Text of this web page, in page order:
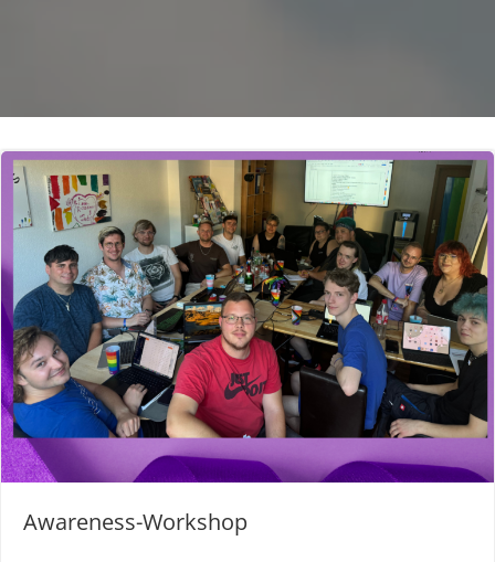
Awareness-Workshop